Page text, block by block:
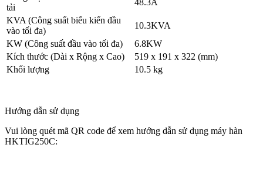
tải
48.3A
KVA (Công suất biểu kiến đầu
vào tối đa)
10.3KVA
KW (Công suất đầu vào tối đa)
6.8KW
Kích thước (Dài x Rộng x Cao)
519 x 191 x 322 (mm)
Khối lượng
10.5 kg
Hướng dẫn sử dụng
Vui lòng quét mã QR code để xem hướng dẫn sử dụng máy hàn
HKTIG250C: